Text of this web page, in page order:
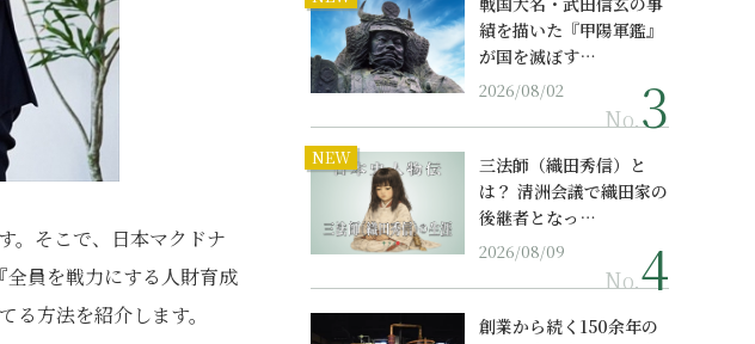
。そこで、日本マクドナ
員を戦力にする人財育成
方法を紹介します。
績を描いた『甲陽軍鑑』
が国を滅ぼす…
2026/08/02
No.
NEW
三法師（織田秀信）と
は？ 清洲会議で織田家の
後継者となっ…
2026/08/09
No.
創業から続く150余年の